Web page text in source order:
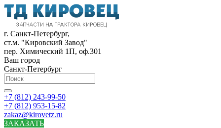
г. Санкт-Петербург,
ст.м. "Кировский Завод"
пер. Химический 1П, оф.301
Ваш город
Санкт-Петербург
+7 (812) 243-99-50
+7 (812) 953-15-82
zakaz@kirovetz.ru
ЗАКАЗАТЬ